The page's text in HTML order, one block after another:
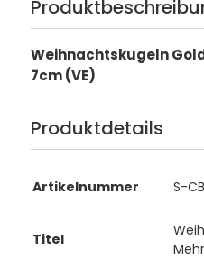
Weihnachtskugeln
7cm (VE)
Produktdetails
Artikelnummer S-
Titel